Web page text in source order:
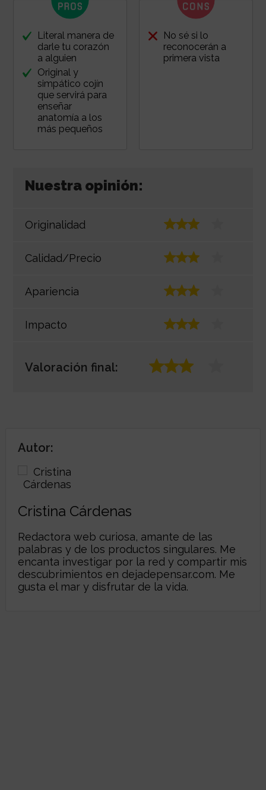
Literal manera de
darle tu corazón
a alguien
Original y
simpático cojín
que servirá para
enseñar
anatomía a los
más pequeños
No sé si lo
reconocerán a
primera vista
Nuestra opinión:
Originalidad
Calidad/Precio
Apariencia
Impacto
Valoración final:
Autor:
Cristina Cárdenas
Redactora web curiosa, amante de las
palabras y de los productos singulares. Me
encanta investigar por la red y compartir mis
descubrimientos en dejadepensar.com. Me
gusta el mar y disfrutar de la vida.